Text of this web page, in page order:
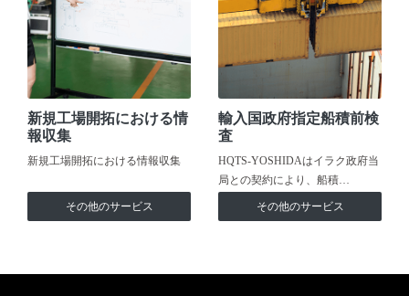
新規工場開拓における情
報収集
新規工場開拓における情報収集
その他のサービス
輸入国政府指定船積前検
査
HQTS-YOSHIDAはイラク政府当
局との契約により、船積…
その他のサービス